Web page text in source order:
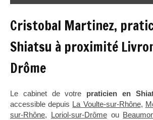
Cristobal Martinez,
Shiatsu à proximité
Drôme
Le cabinet de votre praticien en
accessible depuis La Voulte-sur-Rhône,
sur-Rhône, Loriol-sur-Drômeou